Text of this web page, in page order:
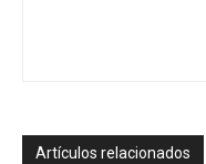
Artículos relacionados